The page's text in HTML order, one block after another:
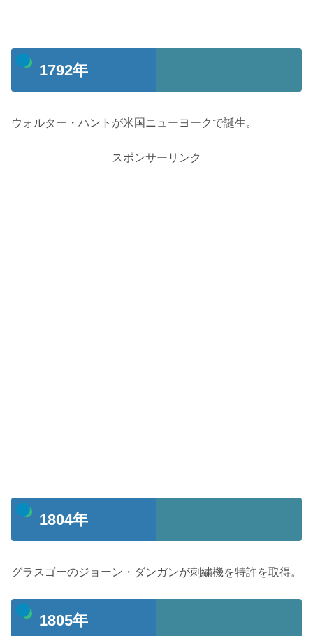
1792年
ウォルター・ハントが米国ニューヨークで誕生。
スポンサーリンク
1804年
グラスゴーのジョーン・ダンガンが刺繍機を特許を取得。
1805年